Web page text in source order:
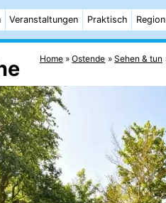
Veranstaltungen Praktisch Region
Home Ostende Sehen & tun